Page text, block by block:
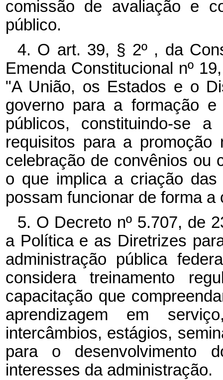
comissão de avaliação e
público.
4. O art. 39, § 2º , da
Emenda Constitucional nº
"A União, os Estados e o
governo para a formação
públicos, constituindo-se
requisitos para a
celebração de convênios ou
o que implica a criação
possam funcionar de forma
5. O Decreto nº 5.707, de
a Política e as Diretrizes
administração pública
considera treinamento
capacitação que
aprendizagem em
intercâmbios, estágios,
para o desenvolvimento
interesses da administração.